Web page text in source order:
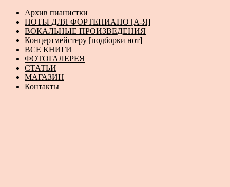
Архив пианистки
НОТЫ ДЛЯ ФОРТЕПИАНО [А-Я]
ВОКАЛЬНЫЕ ПРОИЗВЕДЕНИЯ
Концертмейстеру [подборки нот]
ВСЕ КНИГИ
ФОТОГАЛЕРЕЯ
СТАТЬИ
МАГАЗИН
Контакты